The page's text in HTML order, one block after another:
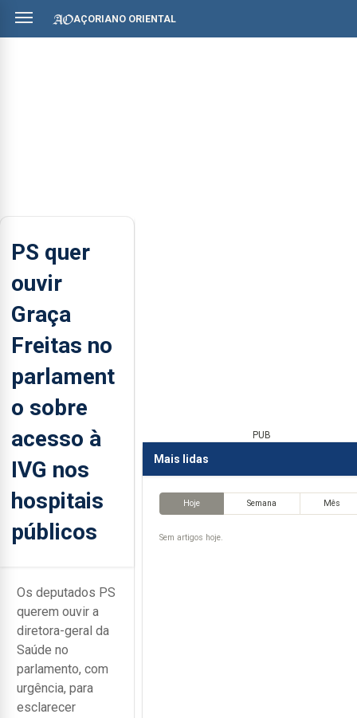
AÇORIANO ORIENTAL
PS quer
ouvir
Graça
Freitas no
parlament
o sobre
acesso à
IVG nos
hospitais
públicos
Os deputados PS
querem ouvir a
diretora-geral da
Saúde no
parlamento, com
urgência, para
esclarecer
PUB
Mais lidas
Hoje Semana Mês
Sem artigos hoje.